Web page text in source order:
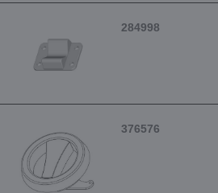
284998
376576